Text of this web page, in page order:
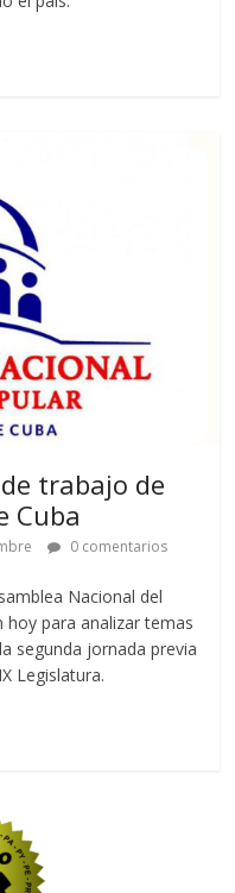
trabajo de
Cuba
0 comentarios
Nacional del
hoy para analizar temas
segunda jornada previa
Legislatura.